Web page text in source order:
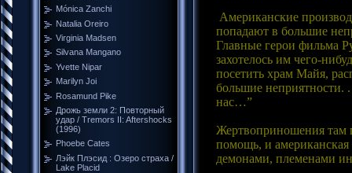
Mónica Zanchi
Natalia Oreiro
Virginia Madsen
Silvana Mangano
Yvette Nipar
Marilyn Joi
Rosamund Pike
Дрожь земли 2: Повторный
удар / Tremors II: Aftershocks
(1996)
Phoebe Cates
Лэйк Плэсид : Озеро страха /
Lake Placid
Американские
попадают в большие
Главные герои фильма
захотелось им чего-
посетить храм Майя,
большие неприятности.
нас…”
Жертвоприношения там
помощь, и американская
демонами, племенами